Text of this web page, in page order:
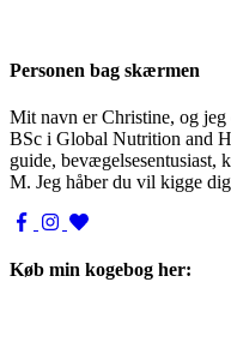
Personen bag skærmen
Mit navn er Christine, og
BSc i Global Nutrition and
guide, bevægelsesentusiast,
M. Jeg håber du vil kigge
Køb min kogebog her: